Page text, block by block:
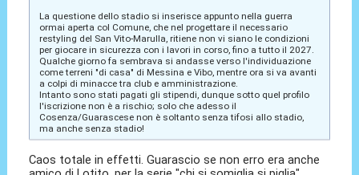
La questione dello stadio si inserisce appunto nella guerra
ormai aperta col Comune, che nel progettare il necessario
restyling del San Vito-Marulla, ritiene non vi siano le condizioni
per giocare in sicurezza con i lavori in corso, fino a tutto il 2027.
Qualche giorno fa sembrava si andasse verso l'individuazione
come terreni "di casa" di Messina e Vibo, mentre ora si va avanti
a colpi di minacce tra club e amministrazione.
Intanto sono stati pagati gli stipendi, dunque sotto quel profilo
l'iscrizione non è a rischio; solo che adesso il
Cosenza/Guarascese non è soltanto senza tifosi allo stadio,
ma anche senza stadio!
Caos totale in effetti. Guarascio se non erro era anche